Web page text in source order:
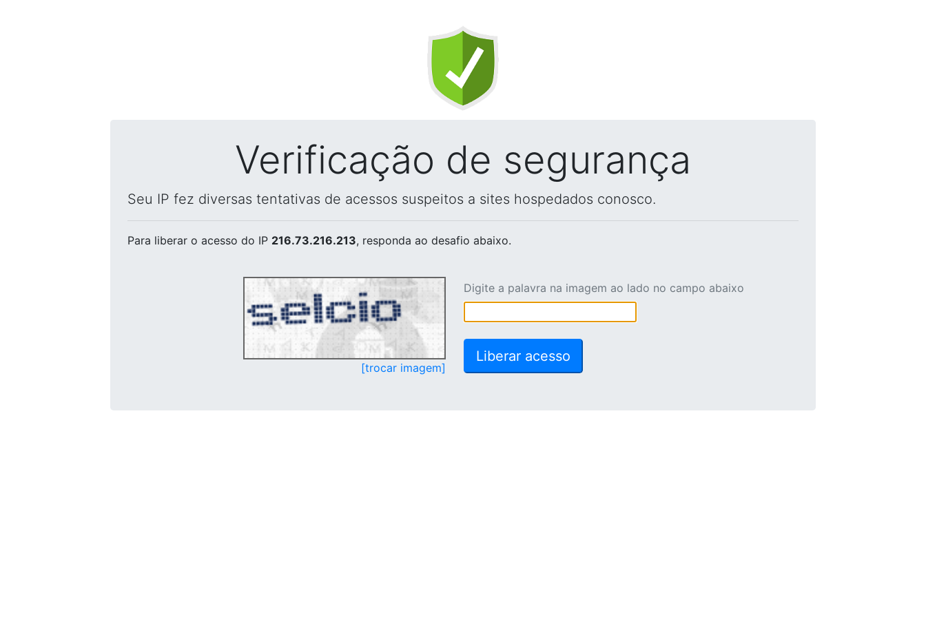
Verificação de segurança
Seu IP fez diversas tentativas de acessos suspeitos a sites hospedados conosco.
Para liberar o acesso do IP 216.73.216.213, responda ao desafio abaixo.
[trocar imagem]
Digite a palavra na imagem ao lado no campo abaixo